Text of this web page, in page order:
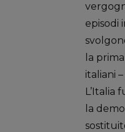
episodi
la
italiani
L’Italia
la